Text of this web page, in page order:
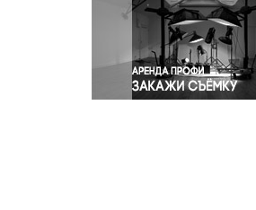
Спорт
Экология
Экономика и бизнес